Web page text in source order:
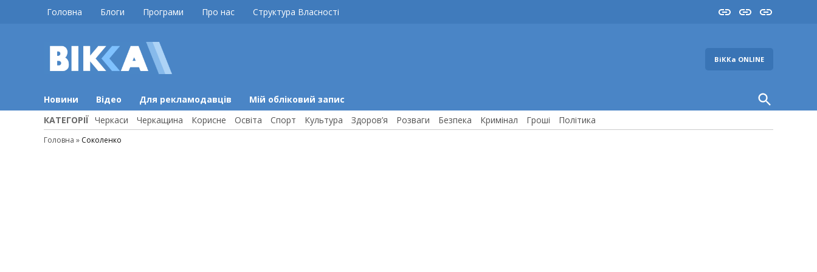
Головна Блоги Програми Про нас Структура Власності InstaYouTube
FB
ВіККа ONLINE
Новини Відео Для рекламодавців Мій обліковий запис
Open
Search
КАТЕГОРІЇ Черкаси Черкащина Корисне Освіта Спорт Культура Здоров’я Розваги Безпека Кримінал Гроші Політика
Головна » Соколенко